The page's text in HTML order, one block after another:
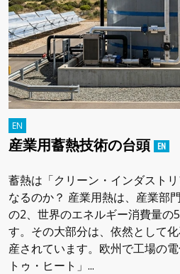
産業用蓄熱技術の台頭
蓄熱は「クリーン・インダスト
なるのか？ 産業用熱は、産業部
の2、世界のエネルギー消費量の
す。その大部分は、依然として
産されています。欧州で工場の
トゥ・ヒート」...